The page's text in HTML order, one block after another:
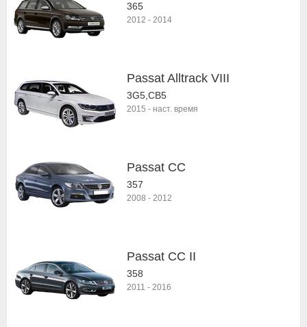
365
2012 - 2014
Passat Alltrack VIII
3G5,CB5
2015 - наст. время
Passat CC
357
2008 - 2012
Passat CC II
358
2011 - 2016